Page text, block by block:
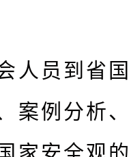
人员到省
案例分析